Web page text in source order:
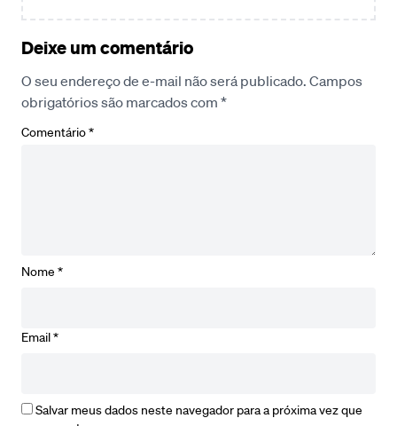
Deixe um comentário
O seu endereço de e-mail não será publicado. Campos
obrigatórios são marcados com *
Comentário*
Nome *
Email*
Salvar meus dados neste navegador para a próxima vez que